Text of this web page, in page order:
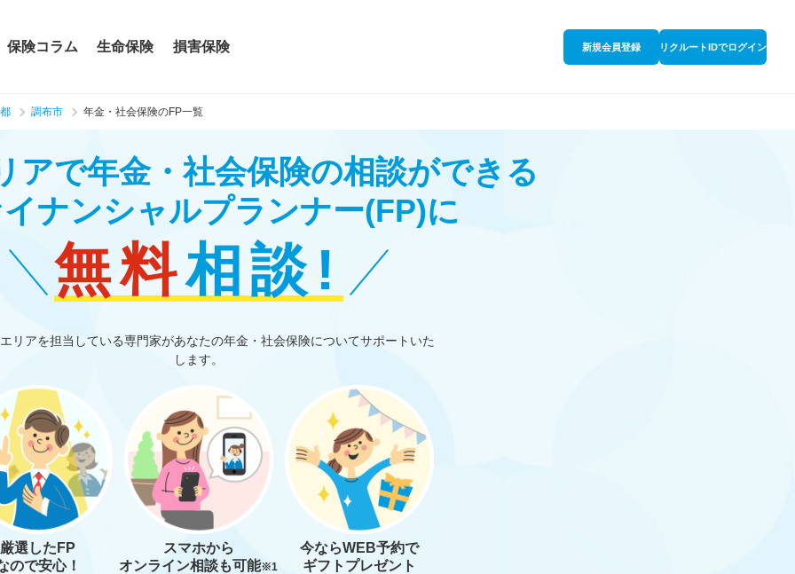
保険コラム 生命保険 損害保険 新規会員登録 リクルートIDでログイン
調布市 年金・社会保険のFP一覧
アで年金・社会保険の相談ができる
ナンシャルプランナー(FP)に
無料相談!
リアを担当している専門家があなたの年金・社会保険についてサポートいた
します。
厳選したFP
ので安心！
スマホから
オンライン相談も可能※1
今ならWEB予約で
ギフトプレゼント